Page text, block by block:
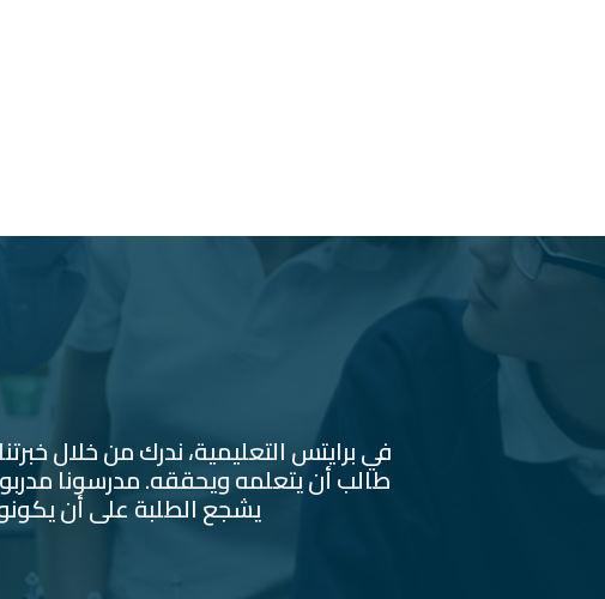
في برايتس التعليمية، ندرك من خلال
طالب أن يتعلمه ويحققه. مدرسونا
يشجع الطلبة على أن